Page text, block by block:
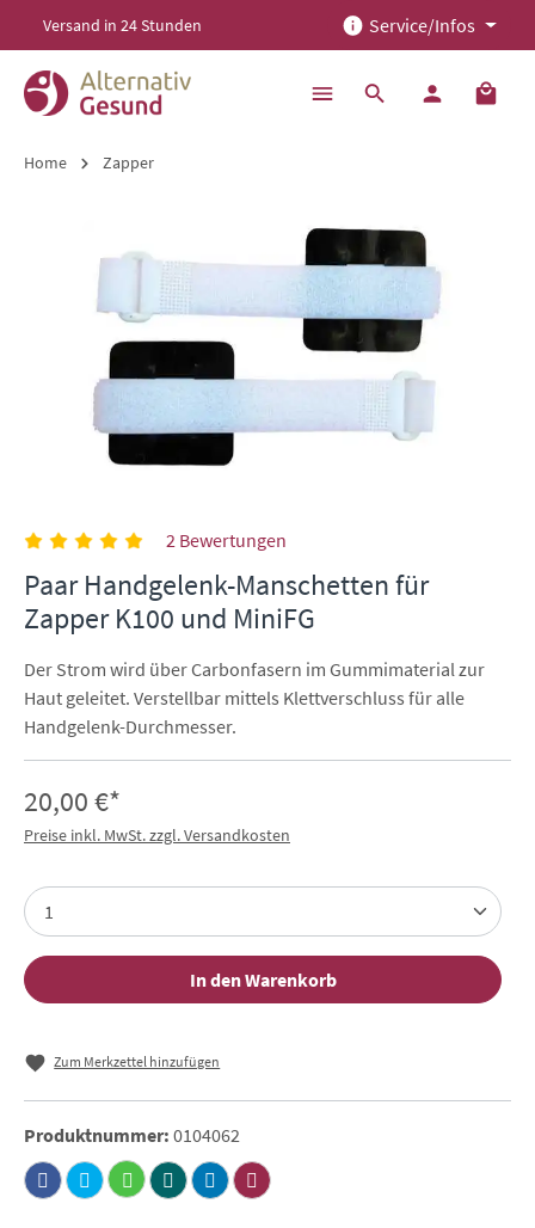
springen
Versand in 24 Stunden Service/Infos
Home Zapper
2 Bewertungen
Paar Handgelenk-Manschetten für
Zapper K100 und MiniFG
Der Strom wird über Carbonfasern im Gummimaterial zur
Haut geleitet. Verstellbar mittels Klettverschluss für alle
Handgelenk-Durchmesser.
20,00 €*
Preise inkl. MwSt. zzgl. Versandkosten
In den Warenkorb
Zum Merkzettel hinzufügen
Produktnummer: 0104062